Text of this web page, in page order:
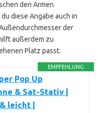
den Armen
diese Angabe auch in
der
außerdem zu
Platz passt.
EMPFEHLUNG
Pop Up
& Sat-Stativ |
leicht |